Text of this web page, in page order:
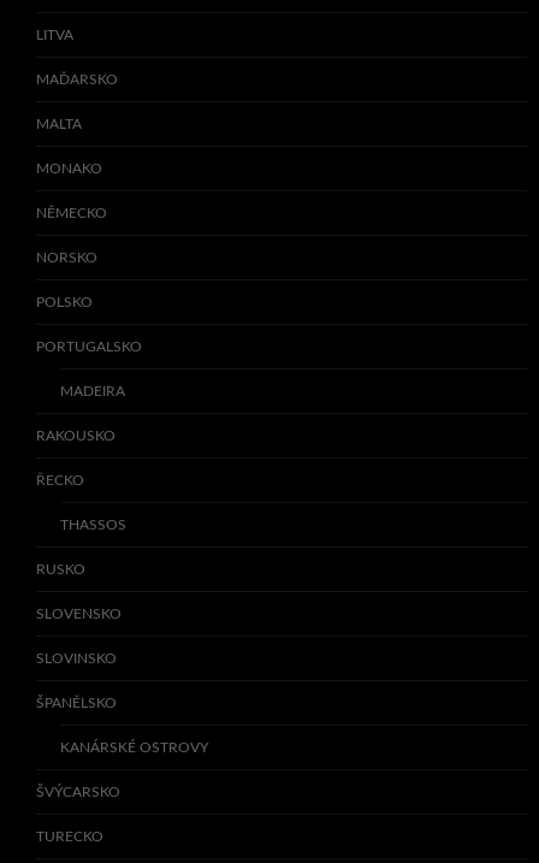
LITVA
MAĎARSKO
MALTA
MONAKO
NĚMECKO
NORSKO
POLSKO
PORTUGALSKO
MADEIRA
RAKOUSKO
ŘECKO
THASSOS
RUSKO
SLOVENSKO
SLOVINSKO
ŠPANĚLSKO
KANÁRSKÉ OSTROVY
ŠVÝCARSKO
TURECKO